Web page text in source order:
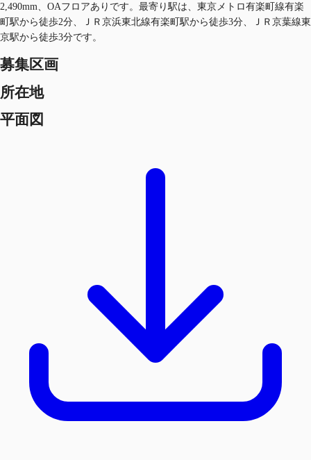
2,490mm、OAフロアありです。最寄り駅は、東京メトロ有楽町線有楽
町駅から徒歩2分、ＪＲ京浜東北線有楽町駅から徒歩3分、ＪＲ京葉線東
京駅から徒歩3分です。
募集区画
所在地
平面図